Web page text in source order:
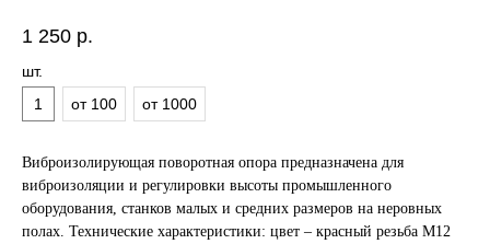
1 250 р.
шт.
1
от 100 от 1000
Виброизолирующая поворотная опора предназначена для
виброизоляции и регулировки высоты промышленного
оборудования, станков малых и средних размеров на неровных
полах. Технические характеристики: цвет – красный резьба М12